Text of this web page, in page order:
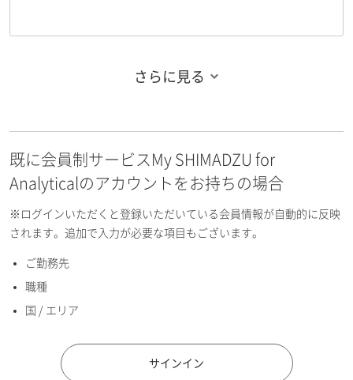
お名前フリガナ（名）
E-mailアドレス（半角英数）
国 / エリア
さらに見る
既に会員制サービスMy SHIMADZU for
Analyticalのアカウントをお持ちの場合
※ログインいただくと登録いただいている会員情報が自動的に反映
されます。追加で入力が必要な項目もございます。
ご勤務先
職種
国 / エリア
サインイン